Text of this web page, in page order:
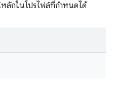
ลักในโปรไฟล์ที่กำหนดได้